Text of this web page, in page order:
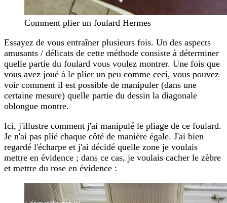
Comment plier un foulard Hermes
Essayez de vous entraîner plusieurs fois. Un des aspects
amusants / délicats de cette méthode consiste à déterminer
quelle partie du foulard vous voulez montrer. Une fois que
vous avez joué à le plier un peu comme ceci, vous pouvez
voir comment il est possible de manipuler (dans une
certaine mesure) quelle partie du dessin la diagonale
oblongue montre.
Ici, j'illustre comment j'ai manipulé le pliage de ce foulard.
Je n'ai pas plié chaque côté de manière égale. J'ai bien
regardé l'écharpe et j'ai décidé quelle zone je voulais
mettre en évidence ; dans ce cas, je voulais cacher le zèbre
et mettre du rose en évidence :